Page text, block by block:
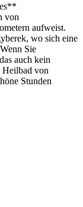
von
aufweist.
wo sich eine
Sie
auch kein
Heilbad von
Stunden